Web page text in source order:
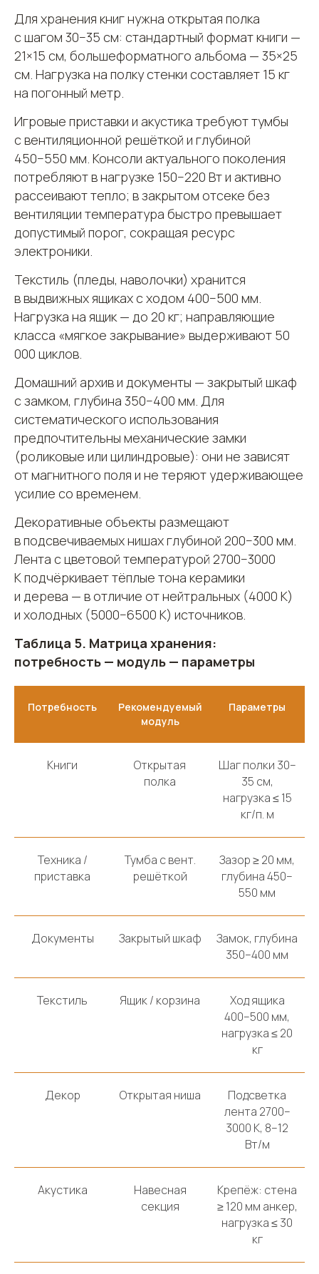
Для хранения книг нужна открытая полка
с шагом 30−35 см: стандартный формат книги —
21×15 см, большеформатного альбома — 35×25
см. Нагрузка на полку стенки составляет 15 кг
на погонный метр.
Игровые приставки и акустика требуют тумбы
с вентиляционной решёткой и глубиной
450−550 мм. Консоли актуального поколения
потребляют в нагрузке 150−220 Вт и активно
рассеивают тепло; в закрытом отсеке без
вентиляции температура быстро превышает
допустимый порог, сокращая ресурс
электроники.
Текстиль (пледы, наволочки) хранится
в выдвижных ящиках с ходом 400−500 мм.
Нагрузка на ящик — до 20 кг; направляющие
класса «мягкое закрывание» выдерживают 50
000 циклов.
Домашний архив и документы — закрытый шкаф
с замком, глубина 350−400 мм. Для
систематического использования
предпочтительны механические замки
(роликовые или цилиндровые): они не зависят
от магнитного поля и не теряют удерживающее
усилие со временем.
Декоративные объекты размещают
в подсвечиваемых нишах глубиной 200−300 мм.
Лента с цветовой температурой 2700−3000
К подчёркивает тёплые тона керамики
и дерева — в отличие от нейтральных (4000 К)
и холодных (5000−6500 К) источников.
Таблица 5. Матрица хранения:
потребность — модуль — параметры
Потребность
Рекомендуемый
модуль
Параметры
Книги
Открытая
полка
Шаг полки 30–
35 см,
нагрузка ≤ 15
кг/п. м
Техника /
приставка
Тумба с вент.
решёткой
Зазор ≥ 20 мм,
глубина 450–
550 мм
Документы Закрытый шкаф
Замок, глубина
350–400 мм
Текстиль Ящик / корзина
Ход ящика
400–500 мм,
нагрузка ≤ 20
кг
Декор Открытая ниша
Подсветка
лента 2700–
3000 К, 8–12
Вт/м
Акустика
Навесная
секция
Крепёж: стена
≥ 120 мм анкер,
нагрузка ≤ 30
кг
+7 916-387-49-38
Каталог
О компании
Распил ЛДСП
Внутреннее наполнение
sk-soulmebel@yandex.ru